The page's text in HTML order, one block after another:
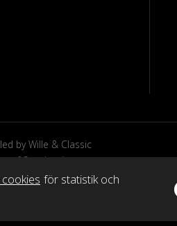
by Wille & Classic
of Sweden är
från Wasa Ecotextil
för statistik och